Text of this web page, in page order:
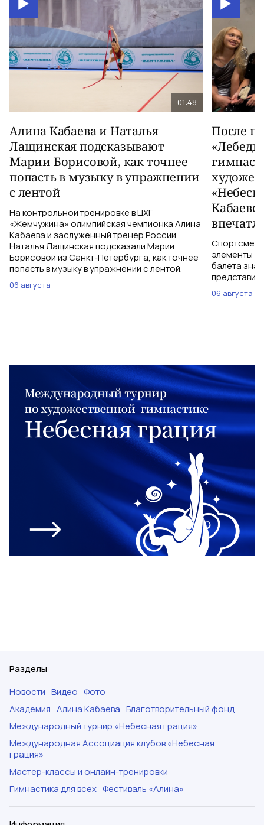
01:48
Алина Кабаева и Наталья
Лащинская подсказывают
Марии Борисовой, как точнее
попасть в музыку в упражнении
с лентой
На контрольной тренировке в ЦХГ
«Жемчужина» олимпийская чемпионка Алина
Кабаева и заслуженный тренер России
Наталья Лащинская подсказали Марии
Борисовой из Санкт-Петербурга, как точнее
попасть в музыку в упражнении с лентой.
06 августа
После
элементы
балета
06 августа
Разделы
Новости Видео Фото
Академия Алина Кабаева Благотворительный фонд
Международный турнир «Небесная грация»
Международная Ассоциация клубов «Небесная
грация»
Мастер-классы и онлайн-тренировки
Гимнастика для всех Фестиваль «Алина»